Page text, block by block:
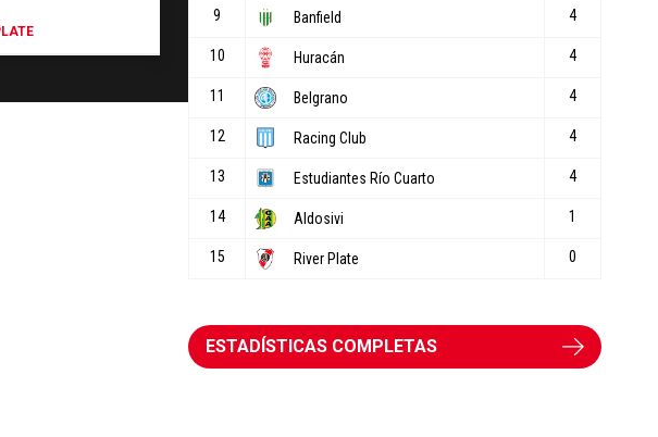
ESTADÍSTICAS COMPLETAS